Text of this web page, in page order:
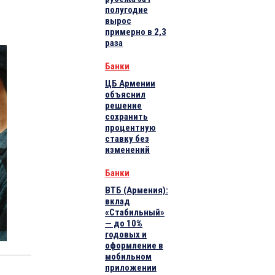
полугодие
вырос
примерно в 2,3
раза
Банки
ЦБ Армении
объяснил
решение
сохранить
процентную
ставку без
изменений
Банки
ВТБ (Армения):
вклад
«Стабильный»
— до 10%
годовых и
оформление в
мобильном
приложении